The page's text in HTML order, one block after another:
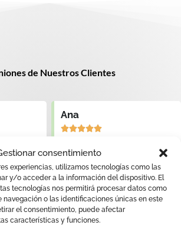
consentimiento
experiencias, utilizamos tecnologías como las
y/o acceder a la información del dispositivo. El
tecnologías nos permitirá procesar datos como
o las identificaciones únicas en este
el consentimiento, puede afectar
características y funciones.
de Nuestros Clientes
mi
de
ellos, ya
dudas, un
y
Miguel

Sus trabajadores transmiten
gran confianza, la cual
después se ve más que
reflejada en el resultado del
trámite. Sin dudas, volveré a
repetir con ellos.